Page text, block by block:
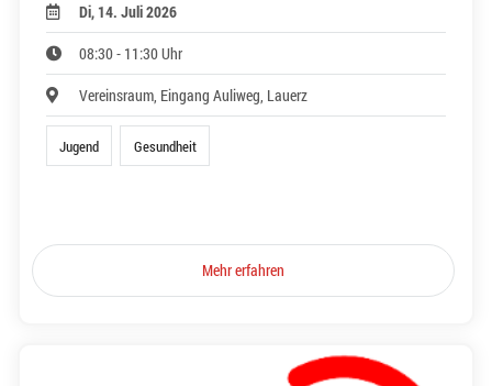
Di, 14. Juli 2026
08:30 - 11:30 Uhr
Vereinsraum, Eingang Auliweg, Lauerz
Jugend Gesundheit
Mehr erfahren